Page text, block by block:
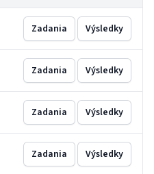
Zadania Výsledky
Zadania Výsledky
Zadania Výsledky
Zadania Výsledky